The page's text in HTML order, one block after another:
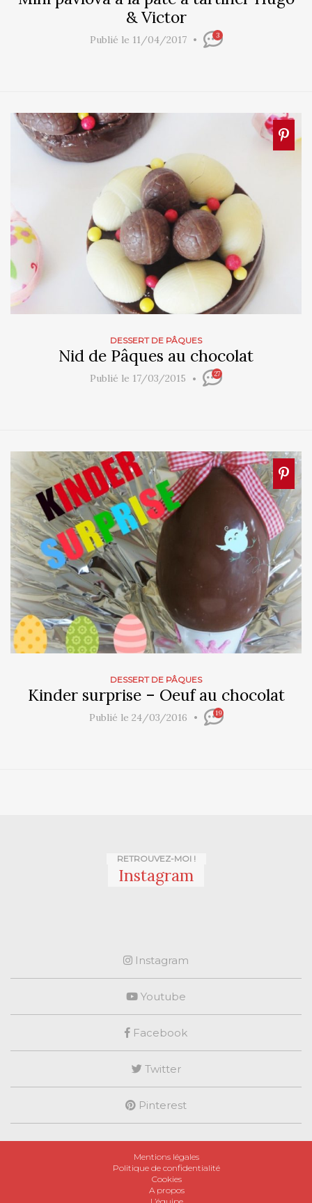
& Victor
Publié le 11/04/2017 3
DESSERT DE PÂQUES
Nid de Pâques au chocolat
Publié le 17/03/2015 27
DESSERT DE PÂQUES
Kinder surprise – Oeuf au chocolat
Publié le 24/03/2016 19
RETROUVEZ-MOI !
Instagram
Instagram
Youtube
Facebook
Twitter
Pinterest
Mentions légales
Politique de confidentialité
Cookies
A propos